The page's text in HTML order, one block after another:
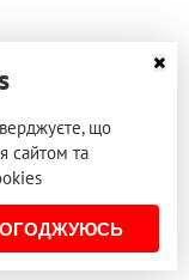
що
сайтом та